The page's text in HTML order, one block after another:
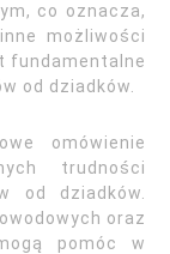
co oznacza,
możliwości
fundamentalne
od dziadków.
omówienie
trudności
od dziadków.
oraz
pomóc w